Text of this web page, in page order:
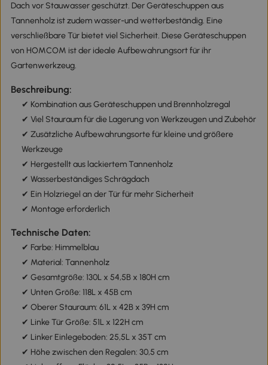
Dach vor Stauwasser geschützt. Der Geräteschuppen aus
Tannenholz ist zudem wasser-und wetterbeständig. Eine
verschließbare Tür bietet viel Sicherheit. Diese Geräteschuppen
von HOMCOM ist der ideale Aufbewahrungsort für ihr
Gartenwerkzeug.
Beschreibung:
✔ Kombination aus Geräteschuppen und Brennholzregal
✔ Viel Stauraum für die Lagerung von Werkzeugen und Zubehör
✔ Zusätzliche Aufbewahrungsorte für kleine und größere
Werkzeuge
✔ Hergestellt aus lackiertem Tannenholz
✔ Wasserbeständiges Schrägdach
✔ Ein Holzriegel an der Tür für mehr Sicherheit
✔ Montage erforderlich
Technische Daten:
✔ Farbe: Himmelblau
✔ Material: Tannenholz
✔ Gesamtgröße: 130L x 54,5B x 180H cm
✔ Unten Größe: 118L x 45B cm
✔ Oberer Stauraum: 61L x 42B x 39H cm
✔ Linke Tür Größe: 51L x 122H cm
✔ Linker Einlegeboden: 25,5L x 35T cm
✔ Höhe zwischen den Regalen: 30,5 cm